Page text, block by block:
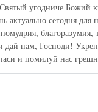
угодниче Божий
актуально сегодня
благоразумия,
дай нам, Господи!
и помилуй нас